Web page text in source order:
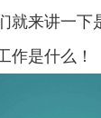
就来讲一下
作是什么！